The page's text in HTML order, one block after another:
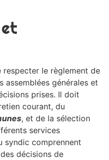
le règlement de
assemblées générales et
prises. Il doit
courant, du
, et de la sélection
services
syndic comprennent
décisions de